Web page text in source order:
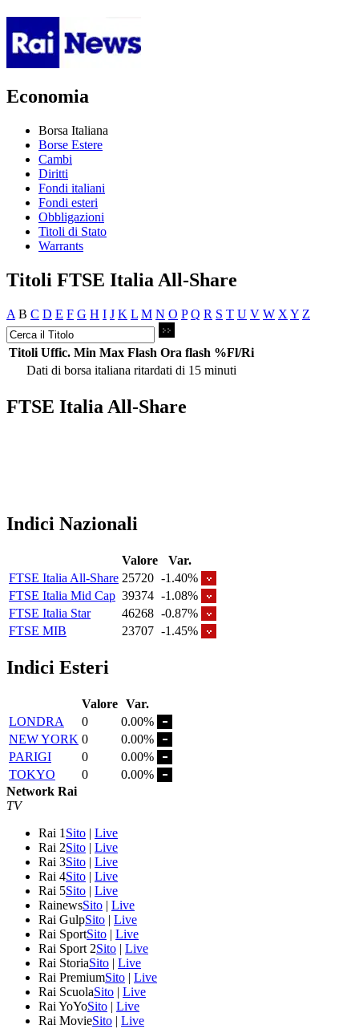
Economia
Borsa Italiana
Borse Estere
Cambi
Diritti
Fondi italiani
Fondi esteri
Obbligazioni
Titoli di Stato
Warrants
Titoli FTSE Italia All-Share
A B C D E F G H I J K L M N O P Q R S T U V W X Y Z
Titoli Uffic. Min Max Flash Ora flash %Fl/Ri
Dati di borsa italiana ritardati di 15 minuti
FTSE Italia All-Share
Indici Nazionali
Valore
Var.
FTSE Italia All-Share 25720 -1.40%
FTSE Italia Mid Cap 39374 -1.08%
FTSE Italia Star
46268 -0.87%
FTSE MIB
23707 -1.45%
Indici Esteri
Valore Var.
LONDRA
0
0.00%
NEW YORK 0
0.00%
PARIGI
0
0.00%
TOKYO
0
0.00%
Network Rai
TV
Rai 1 Sito | Live
Rai 2Sito | Live
Rai 3Sito | Live
Rai 4Sito | Live
Rai 5Sito | Live
RainewsSito | Live
Rai GulpSito | Live
Rai SportSito | Live
Rai Sport 2Sito | Live
Rai StoriaSito | Live
Rai PremiumSito | Live
Rai ScuolaSito | Live
Rai YoYoSito | Live
Rai MovieSito | Live